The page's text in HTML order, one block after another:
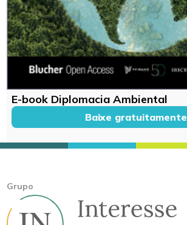
E-book Diplomacia Ambiental
Baixe gratuitamente
Grupo